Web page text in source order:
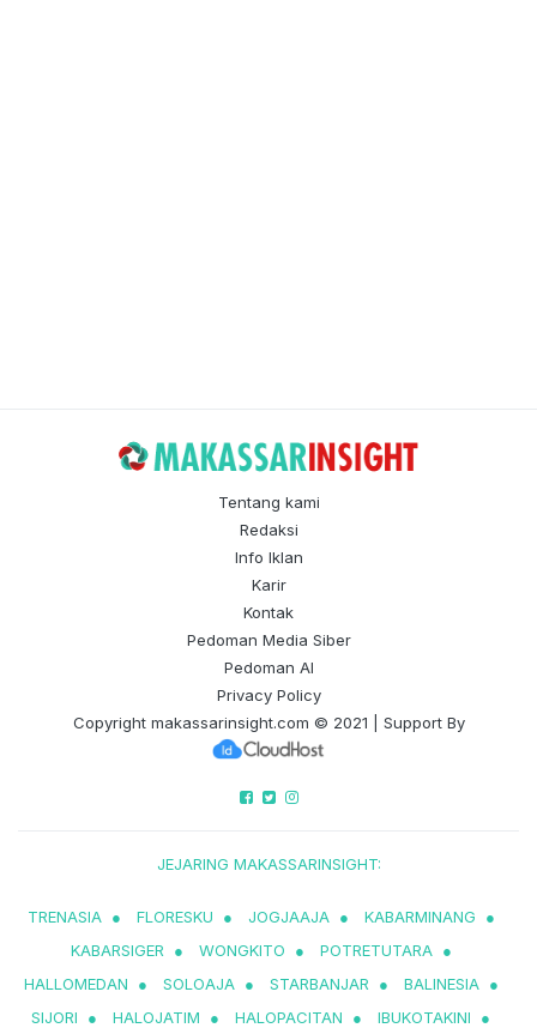
Tentang kami
Redaksi
Info Iklan
Karir
Kontak
Pedoman Media Siber
Pedoman AI
Privacy Policy
Copyright makassarinsight.com © 2021 | Support By
JEJARING MAKASSARINSIGHT:
TRENASIA ● FLORESKU ● JOGJAAJA ● KABARMINANG
●
KABARSIGER
● WONGKITO ● POTRETUTARA ●
HALLOMEDAN
● SOLOAJA ● STARBANJAR ● BALINESIA ●
SIJORI
● HALOJATIM ● HALOPACITAN ● IBUKOTAKINI ●